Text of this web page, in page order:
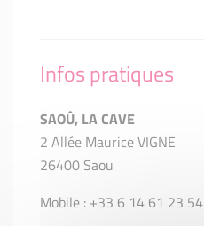
Infos pratiques
SAOÛ, LA CAVE
2 Allée Maurice VIGNE
26400 Saou
Mobile : +33 6 14 61 23 54